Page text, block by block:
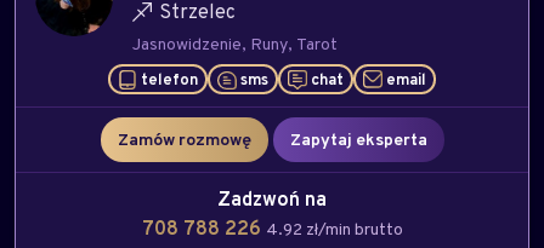
Strzelec
Jasnowidzenie Runy Tarot
telefon sms chat email
Zamów rozmowę Zapytaj eksperta
Zadzwoń na
708 788 226 4.92 zł/min brutto